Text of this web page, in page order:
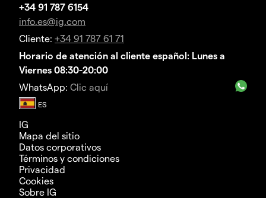
+34 91 787 6154
info.es@ig.com
Cliente: +34 91 787 61 71
Horario de atención al cliente español: Lunes a
Viernes 08:30-20:00
WhatsApp: Clic aquí
IG
Mapa del sitio
Datos corporativos
Términos y condiciones
Privacidad
Cookies
Sobre IG